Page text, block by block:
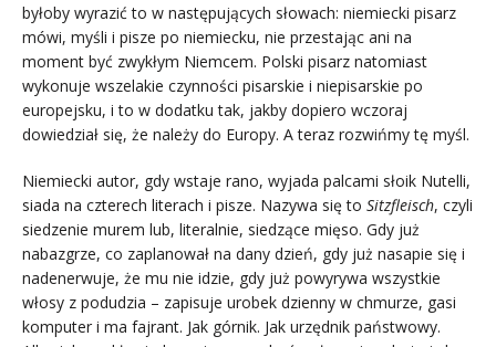
byłoby wyrazić to w następujących słowach: niemiecki pisarz
mówi, myśli i pisze po niemiecku, nie przestając ani na
moment być zwykłym Niemcem. Polski pisarz natomiast
wykonuje wszelakie czynności pisarskie i niepisarskie po
europejsku, i to w dodatku tak, jakby dopiero wczoraj
dowiedział się, że należy do Europy. A teraz rozwińmy tę myśl.
Niemiecki autor, gdy wstaje rano, wyjada palcami słoik Nutelli,
siada na czterech literach i pisze. Nazywa się to Sitzfleisch, czyli
siedzenie murem lub, literalnie, siedzące mięso. Gdy już
nabazgrze, co zaplanował na dany dzień, gdy już nasapie się i
nadenerwuje, że mu nie idzie, gdy już powyrywa wszystkie
włosy z podudzia – zapisuje urobek dzienny w chmurze, gasi
komputer i ma fajrant. Jak górnik. Jak urzędnik państwowy.